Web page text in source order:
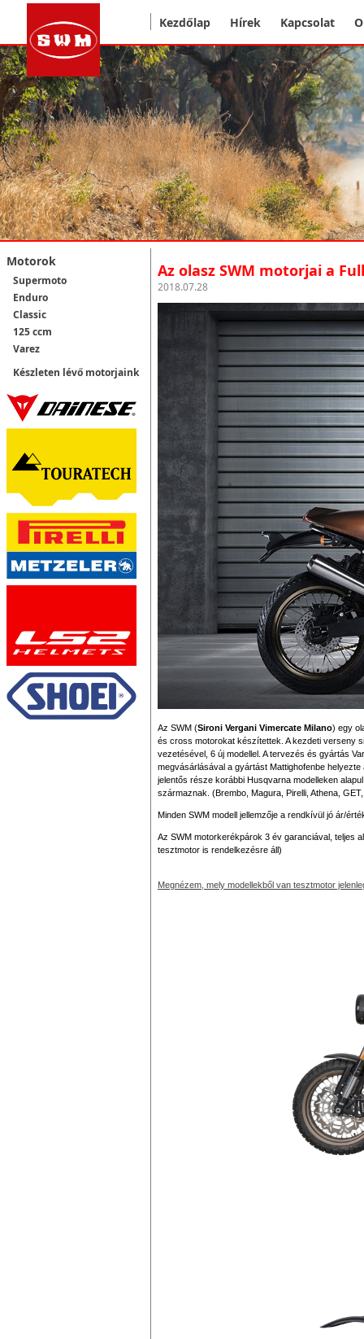
Kezdőlap Hírek Kapcsolat
Motorok
Supermoto
Enduro
Classic
125 ccm
Varez
Készleten lévő motorjaink
Az olasz SWM motorjai a
2018.07.28
Az SWM (Sironi Vergani Vimercate Milano) egy
és cross motorokat készítettek. A kezdeti verseny
vezetésével, 6 új modellel. A tervezés és gyártás
megvásárlásával a gyártást Mattighofenbe
jelentős része korábbi Husqvarna modelleken
származnak. (Brembo, Magura, Pirelli, Athena,
Minden SWM modell jellemzője a rendkívül jó ár/
Az SWM motorkerékpárok 3 év garanciával, teljes
tesztmotor is rendelkezésre áll)
Megnézem, mely modellekből van tesztmotor